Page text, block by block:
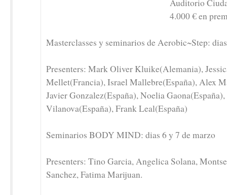
Auditorio Ciudad De
4.000 € en
Masterclasses y seminarios de Aerobic~Step:
Presenters: Mark Oliver Kluike(Alemania),
Mellet(Francia), Israel Mallebre(España), Alex
Javier Gonzalez(España), Noelia
Vilanova(España), Frank Leal(España)
Seminarios BODY MIND: dias 6 y 7 de marzo
Presenters: Tino Garcia, Angelica Solana,
Sanchez, Fatima Marijuan.